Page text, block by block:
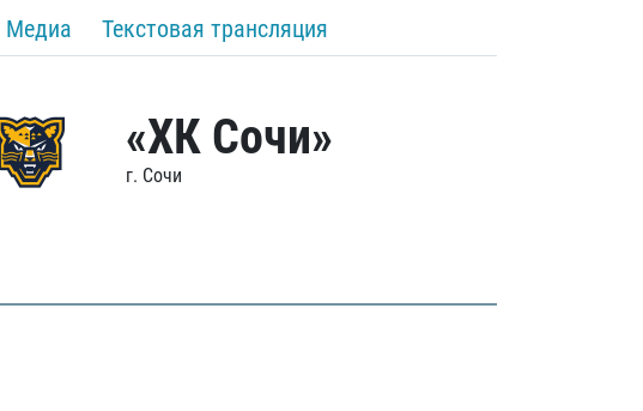
Медиа Текстовая трансляция
«ХК Сочи»
г. Сочи